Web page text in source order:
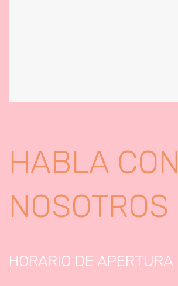
HABLA CON
NOSOTROS
HORARIO DE APERTURA